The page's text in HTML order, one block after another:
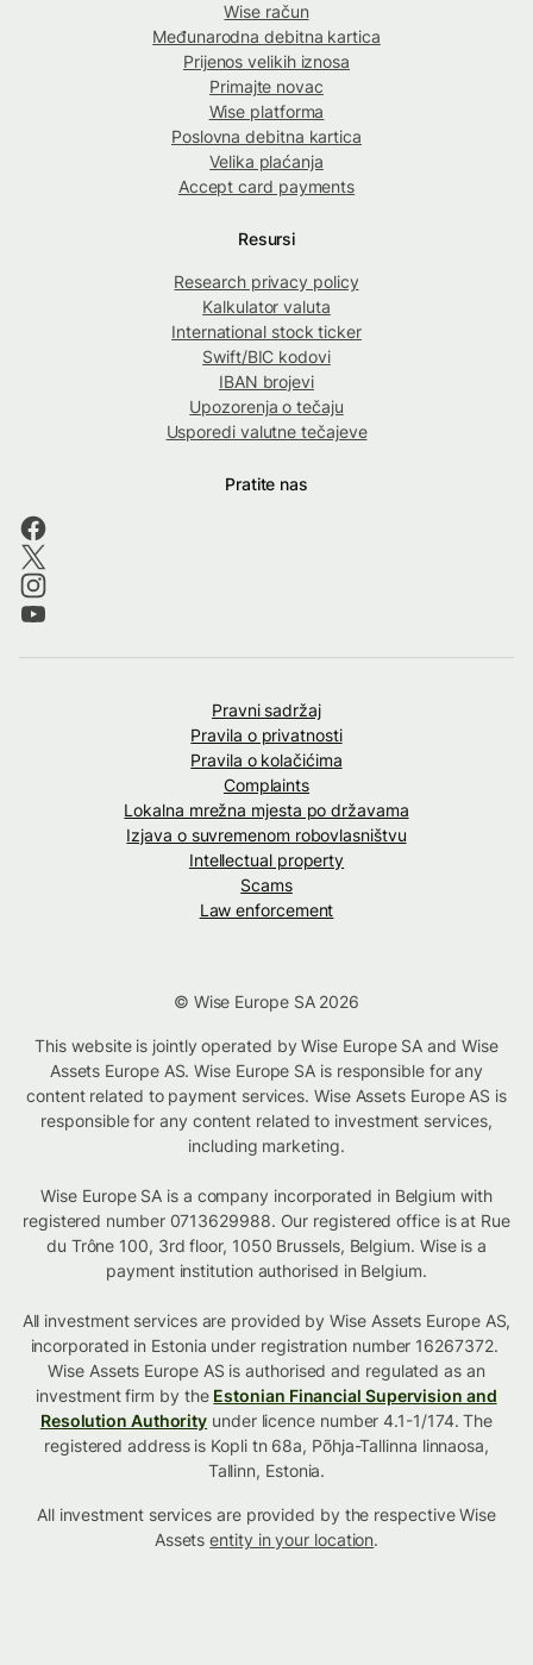
Wise račun
Međunarodna debitna kartica
Prijenos velikih iznosa
Primajte novac
Wise platforma
Poslovna debitna kartica
Velika plaćanja
Accept card payments
Resursi
Research privacy policy
Kalkulator valuta
International stock ticker
Swift/BIC kodovi
IBAN brojevi
Upozorenja o tečaju
Usporedi valutne tečajeve
Pratite nas
Pravni sadržaj
Pravila o privatnosti
Pravila o kolačićima
Complaints
Lokalna mrežna mjesta po državama
Izjava o suvremenom robovlasništvu
Intellectual property
Scams
Law enforcement
© Wise Europe SA 2026
This website is jointly operated by Wise Europe SA and Wise
Assets Europe AS. Wise Europe SA is responsible for any
content related to payment services. Wise Assets Europe AS is
responsible for any content related to investment services,
including marketing.
Wise Europe SA is a company incorporated in Belgium with
registered number 0713629988. Our registered office is at Rue
du Trône 100, 3rd floor, 1050 Brussels, Belgium. Wise is a
payment institution authorised in Belgium.
All investment services are provided by Wise Assets Europe AS,
incorporated in Estonia under registration number 16267372.
Wise Assets Europe AS is authorised and regulated as an
investment firm by the Estonian Financial Supervision and
Resolution Authority under licence number 4.1-1/174. The
registered address is Kopli tn 68a, Põhja-Tallinna linnaosa,
Tallinn, Estonia.
All investment services are provided by the respective Wise
Assetsentity in your location.